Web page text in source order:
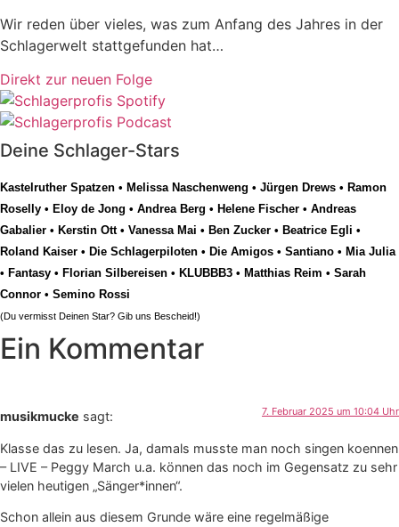
Wir reden über vieles, was zum Anfang des Jahres in der
Schlagerwelt stattgefunden hat…
Direkt zur neuen Folge
Deine Schlager-Stars
Kastelruther Spatzen • Melissa Naschenweng • Jürgen Drews • Ramon
Roselly • Eloy de Jong • Andrea Berg • Helene Fischer • Andreas
Gabalier • Kerstin Ott• Vanessa Mai • Ben Zucker • Beatrice Egli •
Roland Kaiser • Die Schlagerpiloten • Die Amigos • Santiano • Mia Julia
• Fantasy • Florian Silbereisen • KLUBBB3 • Matthias Reim • Sarah
Connor • Semino Rossi
(Du vermisst Deinen Star? Gib uns Bescheid!)
Ein Kommentar
musikmucke sagt: 7. Februar 2025 um 10:04 Uhr
Klasse das zu lesen. Ja, damals musste man noch singen koennen
– LIVE – Peggy March u.a. können das noch im Gegensatz zu sehr
vielen heutigen „Sänger*innen“.
Schon allein aus diesem Grunde wäre eine regelmäßige